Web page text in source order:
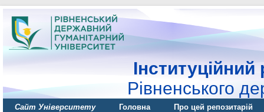
Інституційний
Рівненського
Сайт Університету Головна Про цей репозитарій